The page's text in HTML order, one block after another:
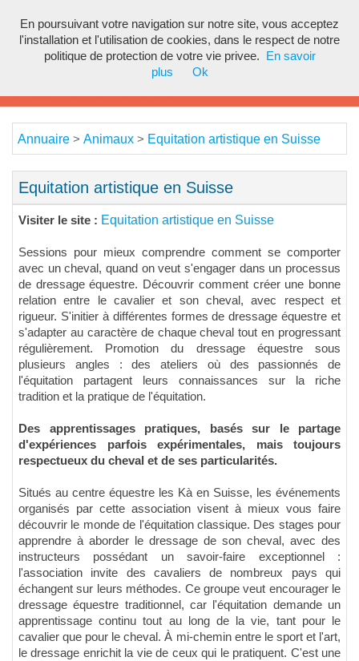
Annuaire > Animaux > Equitation artistique en Suisse
Equitation artistique en Suisse
Visiter le site : Equitation artistique en Suisse
Sessions pour mieux comprendre comment se comporter
avec un cheval, quand on veut s'engager dans un processus
de dressage équestre. Découvrir comment créer une bonne
relation entre le cavalier et son cheval, avec respect et
rigueur. S'initier à différentes formes de dressage équestre et
s'adapter au caractère de chaque cheval tout en progressant
régulièrement. Promotion du dressage équestre sous
plusieurs angles : des ateliers où des passionnés de
l'équitation partagent leurs connaissances sur la riche
tradition et la pratique de l'équitation.
Des apprentissages pratiques, basés sur le partage
d'expériences parfois expérimentales, mais toujours
respectueux du cheval et de ses particularités.
Situés au centre équestre les Kà en Suisse, les événements
organisés par cette association visent à mieux vous faire
découvrir le monde de l'équitation classique. Des stages pour
apprendre à aborder le dressage de son cheval, avec des
instructeurs possédant un savoir-faire exceptionnel :
l'association invite des cavaliers de nombreux pays qui
échangent sur leurs méthodes. Ce groupe veut encourager le
dressage équestre traditionnel, car l'équitation demande un
apprentissage continu tout au long de la vie, tant pour le
cavalier que pour le cheval. À mi-chemin entre le sport et l'art,
le dressage enrichit la vie de ceux qui le pratiquent. C'est une
En poursuivant votre navigation sur notre site, vous acceptez
l'installation et l'utilisation de cookies, dans le respect de notre
politique de protection de votre vie privee.
En savoir
plus
Ok